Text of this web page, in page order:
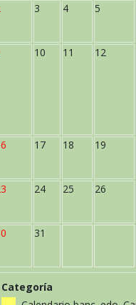
3 4 5
10 11 12
17 18 19
24 25 26
31
Categoría